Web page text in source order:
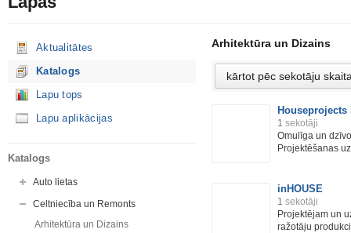
Aktualitātes
Katalogs
Lapu tops
Lapu aplikācijas
Katalogs
Auto lietas
Celtniecība un Remonts
Arhitektūra un Dizains
Arhitektūra un Dizains
1 sekotāji
Omulīga un
Projektēšanas
inHOUSE
1 sekotāji
Projektējam un
ražotāju